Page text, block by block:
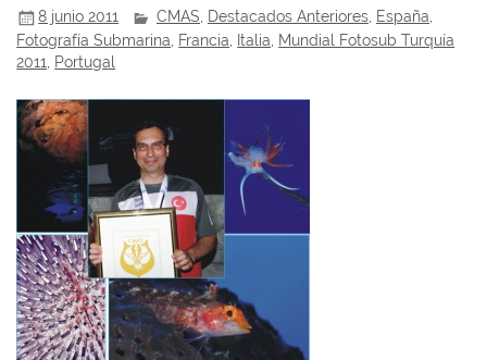
8 junio 2011 CMAS, Destacados Anteriores, España,
Fotografía Submarina
Francia Italia
Mundial Fotosub Turquía
2011
Portugal